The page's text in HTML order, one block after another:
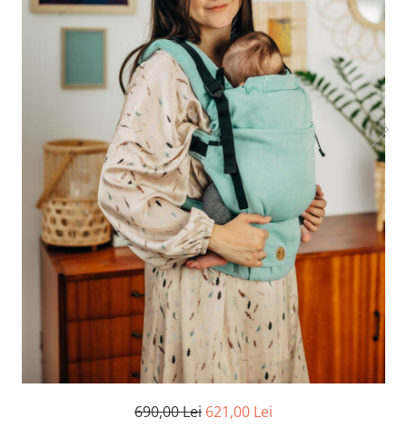
Botosei
Saci de dormit bebe
Prosoape
Perii de par bebe
Camasi Barbati
Camasi baieti
Body-uri bebe
690,00 Lei 621,00 Lei